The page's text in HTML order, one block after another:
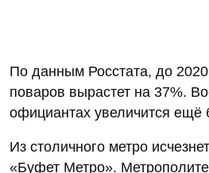
По данным Росстата, до
поваров вырастет на 37%.
официантах увеличится
Из столичного метро
«Буфет Метро».